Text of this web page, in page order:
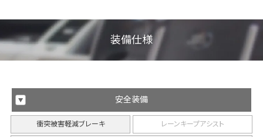
装備仕様
安全装備
衝突被害軽減ブレーキ レーンキープアシスト